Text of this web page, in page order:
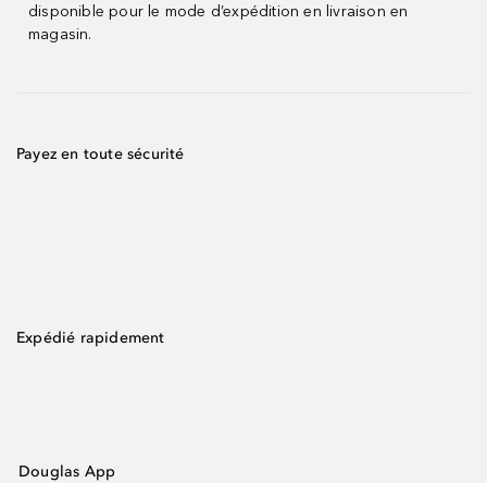
disponible pour le mode d’expédition en livraison en
magasin.
Payez en toute sécurité
Expédié rapidement
Douglas App